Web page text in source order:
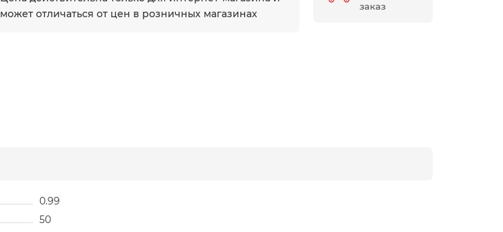
может отличаться от цен в розничных магазинах
заказ
0.99
50